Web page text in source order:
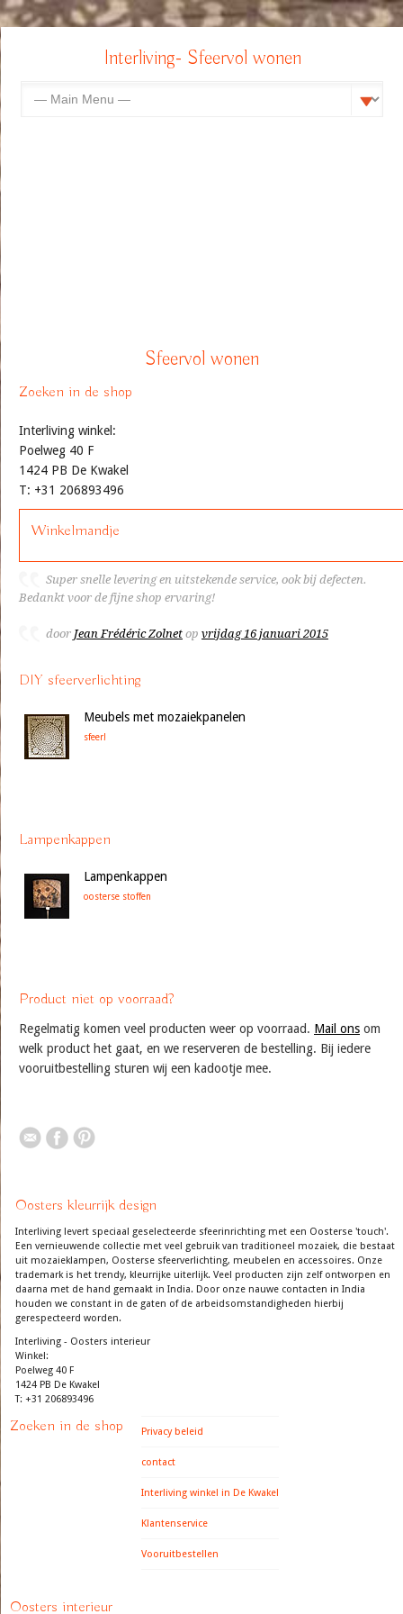
Interliving- Sfeervol wonen
Sfeervol wonen
Zoeken in de shop
Interliving winkel:
Poelweg 40 F
1424 PB De Kwakel
T: +31 206893496
Winkelmandje
Super snelle levering en uitstekende service, ook bij defecten.
Bedankt voor de fijne shop ervaring!
door Jean Frédéric Zolnet op vrijdag 16 januari 2015
DIY sfeerverlichting
Meubels met mozaiekpanelen
sfeer!
Lampenkappen
Lampenkappen
oosterse stoffen
Product niet op voorraad?
Regelmatig komen veel producten weer op voorraad. Mail ons om
welk product het gaat, en we reserveren de bestelling. Bij iedere
vooruitbestelling sturen wij een kadootje mee.
Oosters kleurrijk design
Interliving levert speciaal geselecteerde sfeerinrichting met een Oosterse 'touch'.
Een vernieuwende collectie met veel gebruik van traditioneel mozaiek, die bestaat
uit mozaieklampen, Oosterse sfeerverlichting, meubelen en accessoires. Onze
trademark is het trendy, kleurrijke uiterlijk. Veel producten zijn zelf ontworpen en
daarna met de hand gemaakt in India. Door onze nauwe contacten in India
houden we constant in de gaten of de arbeidsomstandigheden hierbij
gerespecteerd worden.
Interliving - Oosters interieur
Winkel:
Poelweg 40 F
1424 PB De Kwakel
T: +31 206893496
Zoeken in de shop Privacy beleid
contact
Interliving winkel in De Kwakel
Klantenservice
Vooruitbestellen
Oosters interieur